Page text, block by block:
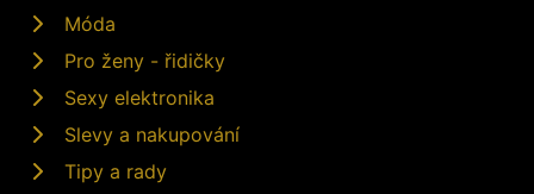
Móda
Pro ženy - řidičky
Sexy elektronika
Slevy a nakupování
Tipy a rady